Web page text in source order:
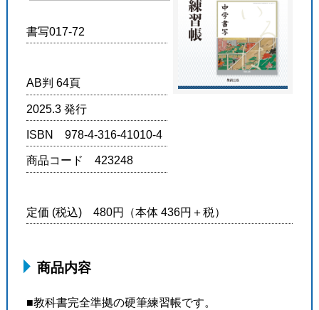
書写017-72
AB判 64頁
2025.3 発行
ISBN 978-4-316-41010-4
商品コード 423248
定価 (税込) 480円（本体 436円＋税）
商品内容
■教科書完全準拠の硬筆練習帳です。